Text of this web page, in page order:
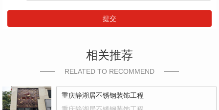
提交
相关推荐
RELATED TO RECOMMEND
重庆静湖居不锈钢装饰工程